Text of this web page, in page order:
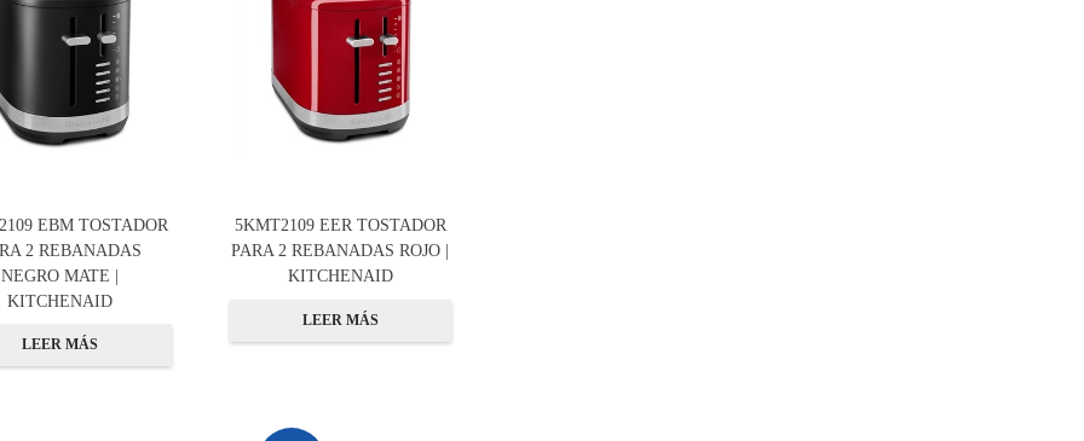
EBM TOSTADOR
2 REBANADAS
NEGRO MATE |
KITCHENAID
LEER MÁS
5KMT2109 EER TOSTADOR
PARA 2 REBANADAS ROJO |
KITCHENAID
LEER MÁS